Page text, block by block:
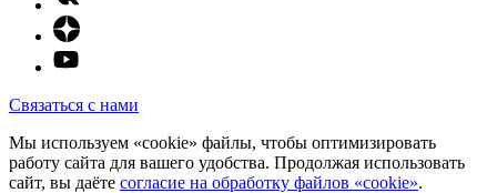
Связаться с нами
Мы используем «cookie» файлы, чтобы оптимизировать
работу сайта для вашего удобства. Продолжая использовать
сайт, вы даёте согласие на обработку файлов «cookie».